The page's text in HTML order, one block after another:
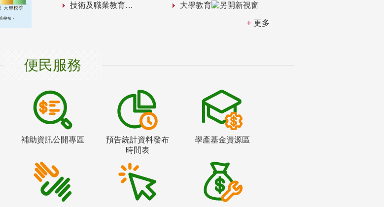
技術及職業教育 大學教育
更多
便民服務
補助資訊公開專區
預告統計資料發布
時間表
學產基金資源區